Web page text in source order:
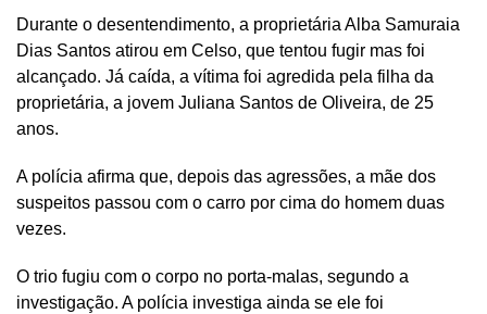
Durante o desentendimento, a proprietária Alba Samuraia
Dias Santos atirou em Celso, que tentou fugir mas foi
alcançado. Já caída, a vítima foi agredida pela filha da
proprietária, a jovem Juliana Santos de Oliveira, de 25
anos.
A polícia afirma que, depois das agressões, a mãe dos
suspeitos passou com o carro por cima do homem duas
vezes.
O trio fugiu com o corpo no porta-malas, segundo a
investigação. A polícia investiga ainda se ele foi